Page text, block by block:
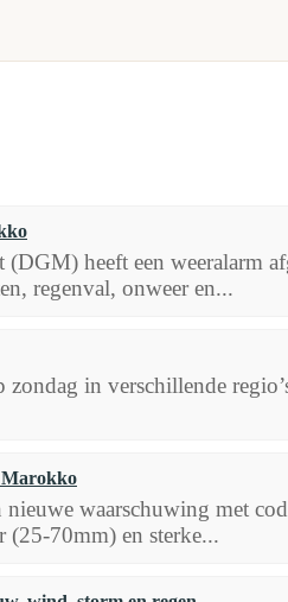
heeft een weeralarm
regenval, onweer en...
in verschillende
Marokko
nieuwe waarschuwing met
(25-70mm) en sterke...